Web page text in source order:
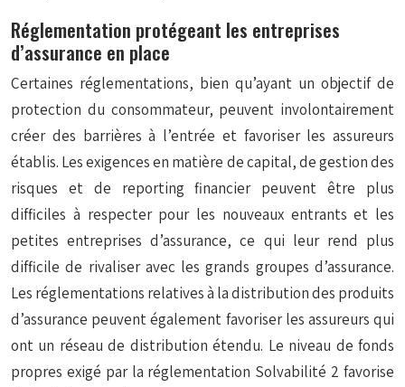
Réglementation protégeant les entreprises
d’assurance en place
Certaines réglementations, bien qu’ayant un objectif de
protection du consommateur, peuvent involontairement
créer des barrières à l’entrée et favoriser les assureurs
établis. Les exigences en matière de capital, de gestion des
risques et de reporting financier peuvent être plus
difficiles à respecter pour les nouveaux entrants et les
petites entreprises d’assurance, ce qui leur rend plus
difficile de rivaliser avec les grands groupes d’assurance.
Les réglementations relatives à la distribution des produits
d’assurance peuvent également favoriser les assureurs qui
ont un réseau de distribution étendu. Le niveau de fonds
propres exigé par la réglementation Solvabilité 2 favorise